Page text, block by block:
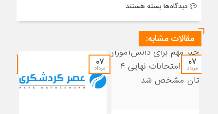
دیدگاه‌ها برای
در
کارگاه‌ها
و
واحدهای
تولیدی
بسته هستند
مقالات مشابه:
۰۷
مرداد ۰۷
مرداد